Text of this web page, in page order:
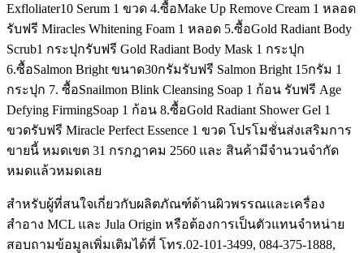
Exfloliater10 Serum 1 ขวด 4.ซื้อMake Up Remove Cream 1 หลอด
รับฟรี Miracles Whitening Foam 1 หลอด 5.ซื้อGold Radiant Body
Scrub1 กระปุกรับฟรี Gold Radiant Body Mask 1 กระปุก
6.ซื้อSalmon Bright ขนาด30กรัมรับฟรี Salmon Bright 15กรัม 1
กระปุก 7. ซื้อSnailmon Blink Cleansing Soap 1 ก้อน รับฟรี Age
Defying FirmingSoap 1 ก้อน 8.ซื้อGold Radiant Shower Gel 1
ขวดรับฟรี Miracle Perfect Essence 1 ขวด โปรโมชั่นส่งเสริมการ
ขายนี้ หมดเขต 31 กรกฎาคม 2560 และ สินค้ามีจำนวนจำกัด
หมดแล้วหมดเลย
สำหรับผู้ที่สนใจเกี่ยวกับผลิตภัณฑ์ด้านผิวพรรณและเครื่อง
สำอาง MCL และ Jula Origin หรือต้องการเป็นตัวแทนจำหน่าย
สอบถามข้อมูลเพิ่มเติมได้ที่ โทร.02-101-3499, 084-375-1888,